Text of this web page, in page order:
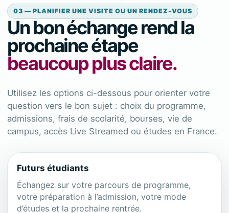
03 — PLANIFIER UNE VISITE OU UN RENDEZ-VOUS
Un bon échange rend la
prochaine étape
beaucoup plus claire.
Utilisez les options ci-dessous pour orienter votre
question vers le bon sujet : choix du programme,
admissions, frais de scolarité, bourses, vie de
campus, accès Live Streamed ou études en France.
Futurs étudiants
Échangez sur votre parcours de programme,
votre préparation à l’admission, votre mode
d’études et la prochaine rentrée.